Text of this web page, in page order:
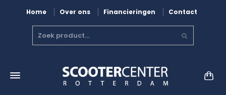
Home Over ons Financieringen Contact